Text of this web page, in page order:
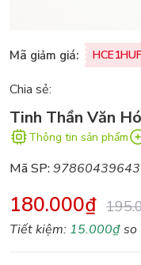
Mã giảm giá:
Chia sẻ:
Tinh Thần Văn
Thông tin sản phẩm
Mã SP:
180.000₫
Tiết kiệm: 15.000₫so